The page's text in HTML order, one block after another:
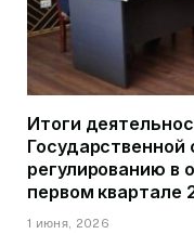
Итоги
регулированию в
первом квартале
1 июня, 2026